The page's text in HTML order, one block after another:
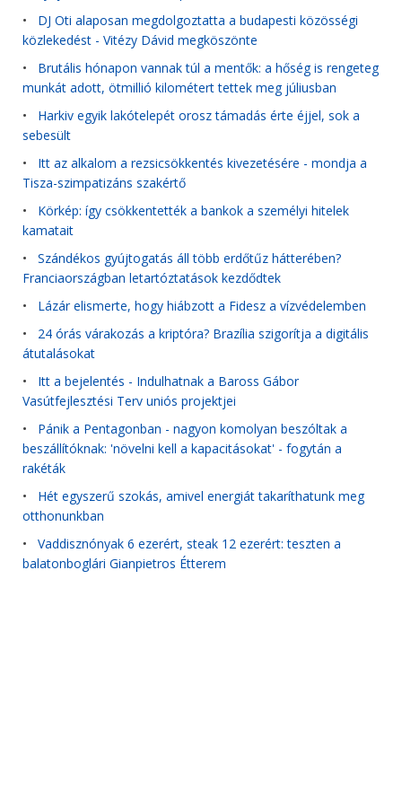
• DJ Oti alaposan megdolgoztatta a budapesti közösségi
közlekedést - Vitézy Dávid megköszönte
• Brutális hónapon vannak túl a mentők: a hőség is rengeteg
munkát adott, ötmillió kilométert tettek meg júliusban
• Harkiv egyik lakótelepét orosz támadás érte éjjel, sok a
sebesült
• Itt az alkalom a rezsicsökkentés kivezetésére - mondja a
Tisza-szimpatizáns szakértő
• Körkép: így csökkentették a bankok a személyi hitelek
kamatait
• Szándékos gyújtogatás áll több erdőtűz hátterében?
Franciaországban letartóztatások kezdődtek
• Lázár elismerte, hogy hiábzott a Fidesz a vízvédelemben
• 24 órás várakozás a kriptóra? Brazília szigorítja a digitális
átutalásokat
• Itt a bejelentés - Indulhatnak a Baross Gábor
Vasútfejlesztési Terv uniós projektjei
• Pánik a Pentagonban - nagyon komolyan beszóltak a
beszállítóknak: 'növelni kell a kapacitásokat' - fogytán a
rakéták
• Hét egyszerű szokás, amivel energiát takaríthatunk meg
otthonunkban
• Vaddisznónyak 6 ezerért, steak 12 ezerért: teszten a
balatonboglári Gianpietros Étterem